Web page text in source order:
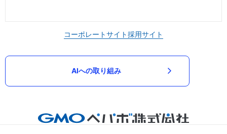
コーポレートサイト採用サイト
AIへの取り組み